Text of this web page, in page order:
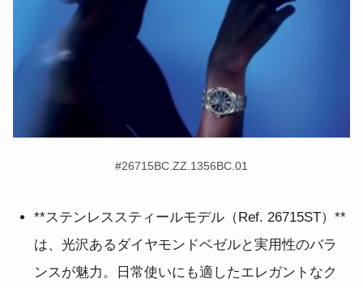
#26715BC.ZZ.1356BC.01
**ステンレススティールモデル（Ref. 26715ST）**
は、光沢あるダイヤモンドベゼルと実用性のバラ
ンスが魅力。日常使いにも適したエレガントなク